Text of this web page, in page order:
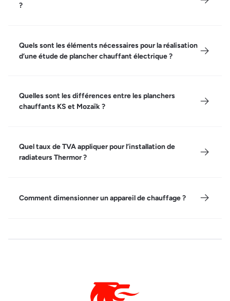
?
Quels sont les éléments nécessaires pour la réalisation
d’une étude de plancher chauffant électrique ?
Quelles sont les différences entre les planchers
chauffants KS et Mozaïk ?
Quel taux de TVA appliquer pour l’installation de
radiateurs Thermor ?
Comment dimensionner un appareil de chauffage ?